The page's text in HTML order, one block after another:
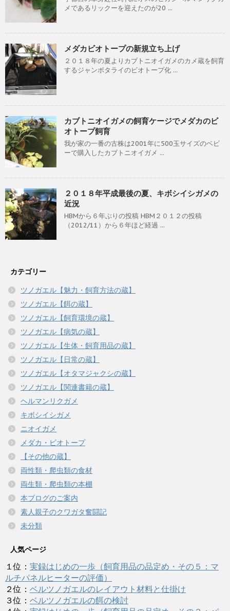
メであるリックーを迎えたのが20 ...
メダカビオトープの新規立ち上げ
２０１８年の夏よりカブトニオイガメのカメ蔵を飼育
するジャンボタライのビオトープ化 ...
カブトニオイガメの飼育ケージでメダカのビ
オトープ飼育
我が家の一番の古株は2001年に500玉サイズのベビ
ーで購入したカブトニオイガメ ...
２０１８年平成最後の夏、キボシイシガメの
近況
HBMから６年ぶりの投稿 HBM２０１２の投稿
（2012/11）から６年ほど経過 ...
カテゴリー
ツノガエル【魅力・飼育方法の蔵】
ツノガエル【餌の蔵】
ツノガエル【飼育環境の蔵】
ツノガエル【病気の蔵】
ツノガエル【生体・飼育用品の蔵】
ツノガエル【日常の蔵】
ツノガエル【オタマジャクシの蔵】
ツノガエル【関連書籍の蔵】
ヘルマンリクガメ
キボシイシガメ
ニオイガメ
メダカ・ビオトープ
【その他の蔵】
両性類・爬虫類の食材
両生類・爬虫類の本棚
本ブログのご案内
素人親子のクワガタ奮闘記
未分類
人気ページ
１位： 実録はじめの一歩（飼育用品の品定め・その５：マ
ルチパネルヒーターの評価）
２位： ベルツノガエルのレイアウト材料と仕掛け
３位： ベルツノガエルの餌の検討